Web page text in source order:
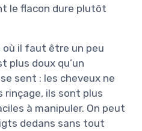
le flacon dure plutôt
où il faut être un peu
plus doux qu’un
sent : les cheveux ne
rinçage, ils sont plus
à manipuler. On peut
dedans sans tout